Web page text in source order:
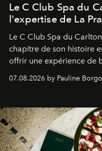
Le C Club Spa du
l'expertise de La
Le C Club Spa du
chapitre de son histoire
offrir une expérience de
07.08.2026 by Pauline